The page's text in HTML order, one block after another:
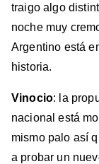
traigo algo
noche muy
Argentino está
historia.
Vinocio: la
nacional está
mismo palo así
a probar un